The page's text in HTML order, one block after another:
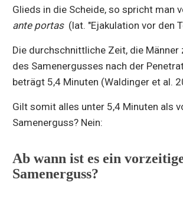
Glieds in die Scheide, so spricht man
ante portas(lat. "Ejakulation vor den
Die durchschnittliche Zeit, die Männer
des Samenergusses nach der
beträgt 5,4 Minuten (Waldinger et al.
Gilt somit alles unter 5,4 Minuten als
Samenerguss? Nein:
Ab wann ist es ein
Samenerguss?